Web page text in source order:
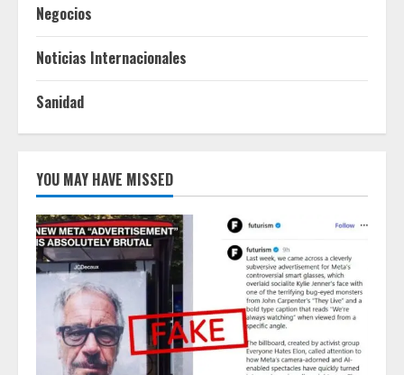
Negocios
Noticias Internacionales
Sanidad
YOU MAY HAVE MISSED